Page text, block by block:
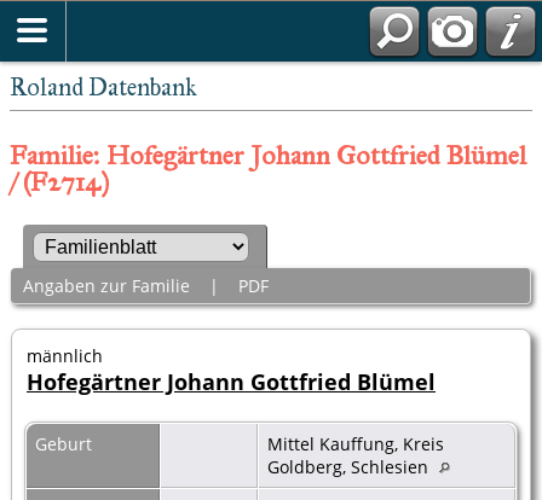
Roland Datenbank
Familie: Hofegärtner Johann Gottfried Blümel
/ (F2714)
Angaben zur Familie | PDF
männlich
Hofegärtner Johann Gottfried Blümel
Geburt
Mittel Kauffung, Kreis
Goldberg, Schlesien